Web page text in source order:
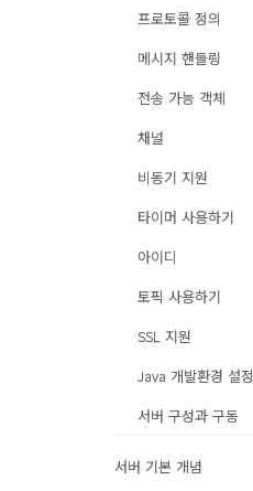
프로토콜 정의
메시지 핸들링
전송 가능 객체
채널
비동기 지원
타이머 사용하기
아이디
토픽 사용하기
SSL 지원
Java 개발환경 설정
서버 구성과 구동
서버 기본 개념